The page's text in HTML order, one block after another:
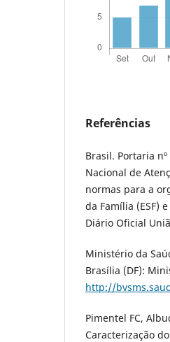
Referências
Brasil. Portaria
Nacional de
normas para a
da Família (ESF)
Diário Oficial
Ministério da
Brasília (DF):
http://
Pimentel FC,
Caracterização